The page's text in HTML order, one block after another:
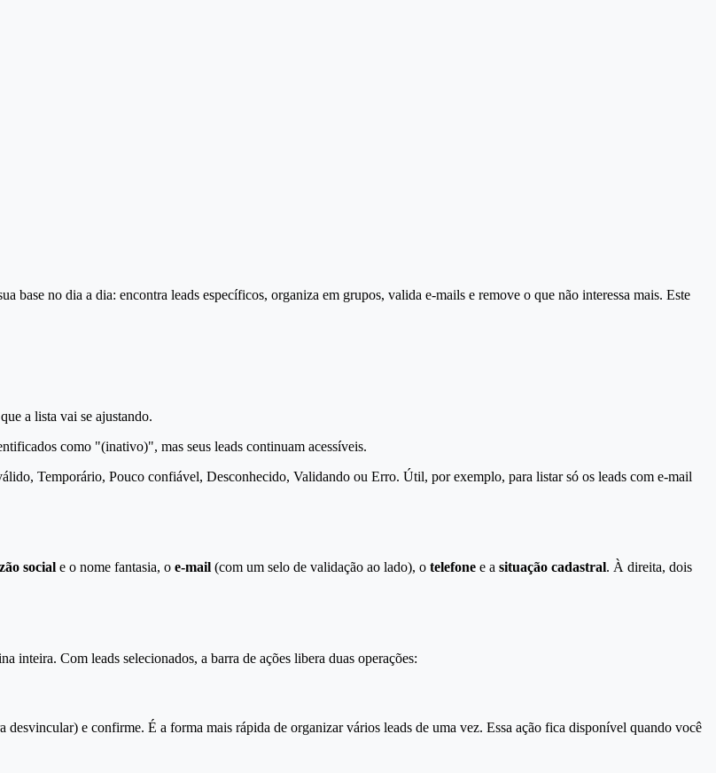
base no dia a dia: encontra leads específicos, organiza em grupos, valida e-mails e remove o que não interessa mais. Este
a lista vai se ajustando.
como "(inativo)", mas seus leads continuam acessíveis.
Temporário, Pouco confiável, Desconhecido, Validando ou Erro. Útil, por exemplo, para listar só os leads com e-mail
social e o nome fantasia, o e-mail (com um selo de validação ao lado), o telefone e a situação cadastral. À direita, dois
inteira. Com leads selecionados, a barra de ações libera duas operações:
desvincular) e confirme. É a forma mais rápida de organizar vários leads de uma vez. Essa ação fica disponível quando você